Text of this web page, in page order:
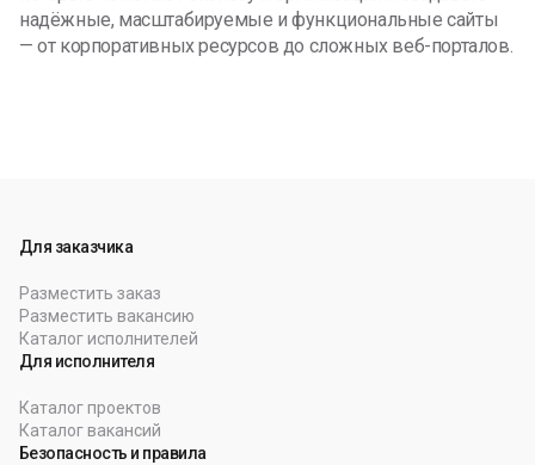
надёжные, масштабируемые и функциональные сайты
— от корпоративных ресурсов до сложных веб-порталов.
Для заказчика
Разместить заказ
Разместить вакансию
Каталог исполнителей
Для исполнителя
Каталог проектов
Каталог вакансий
Безопасность и правила